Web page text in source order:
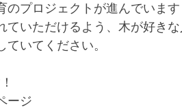
プロジェクトが進んでいます
いただけるよう、木が好き
いてください。
ージ